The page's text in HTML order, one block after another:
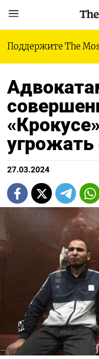
Поддержите The
угрожать
27.03.2024